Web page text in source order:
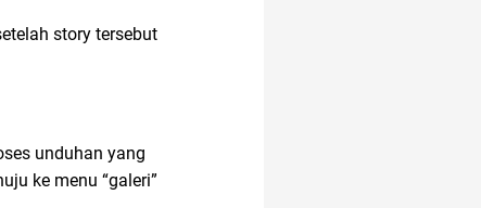
story tersebut
unduhan yang
ke menu “galeri”